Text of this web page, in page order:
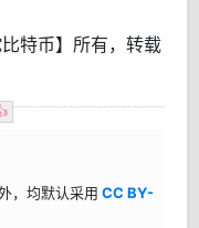
特币】所有，转载
，均默认采用 CC BY-